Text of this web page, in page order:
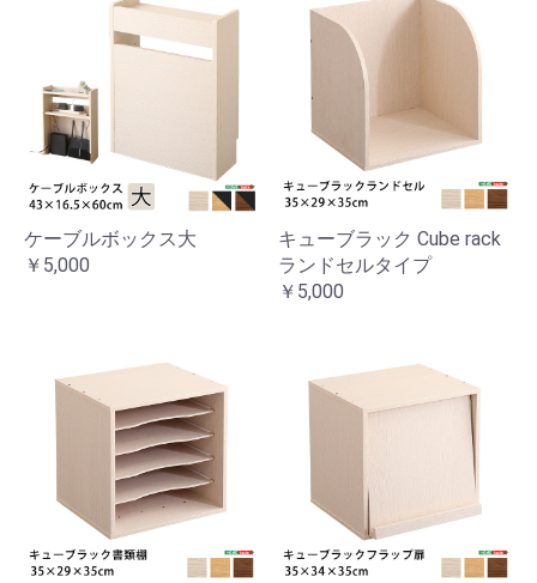
ケーブルボックス大
￥5,000
キューブラック Cube rack
ランドセルタイプ
￥5,000